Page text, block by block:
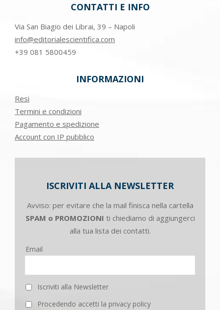
CONTATTI E INFO
Via San Biagio dei Librai, 39 – Napoli
info@editorialescientifica.com
+39 081 5800459
INFORMAZIONI
Resi
Termini e condizioni
Pagamento e spedizione
Account con IP pubblico
ISCRIVITI ALLA NEWSLETTER
Avviso: per evitare che la mail finisca nella cartella
SPAM o PROMOZIONI ti chiediamo di aggiungerci
alla tua lista dei contatti.
Email
Iscriviti alla Newsletter
Procedendo accetti la privacy policy